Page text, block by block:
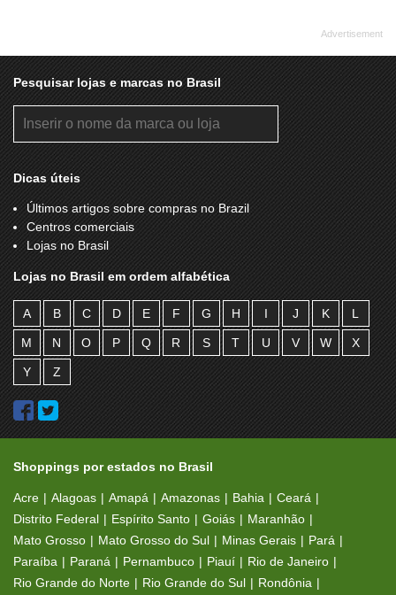
Pesquisar lojas e marcas no Brasil
Dicas úteis
Últimos artigos sobre compras no Brazil
Centros comerciais
Lojas no Brasil
Lojas no Brasil em ordem alfabética
A B C D E F G H I J K L
M N O P Q R S T U V W X
Y Z
Shoppings por estados no Brasil
Acre Alagoas Amapá Amazonas Bahia
Ceará
Distrito Federal
Espírito Santo Goiás
Maranhão
Mato Grosso
Mato Grosso do Sul Minas Gerais
Pará
Paraíba
Paraná Pernambuco Piauí
Rio de Janeiro
Rio Grande do Norte
Rio Grande do Sul Rondônia